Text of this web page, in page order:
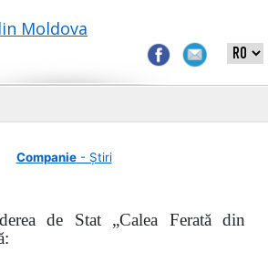
Moldova
Companie- Știri
de Stat „Calea Ferată din